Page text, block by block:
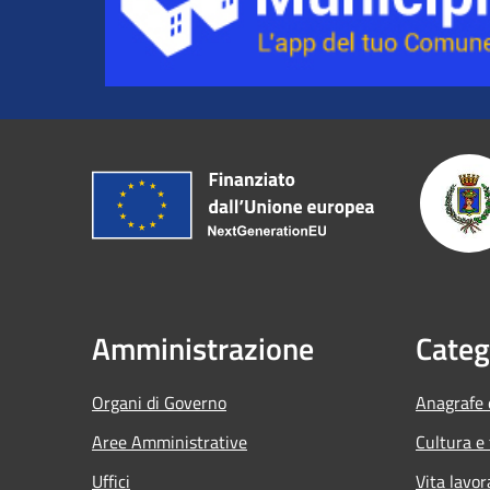
Amministrazione
Organi di Governo
Aree Amministrative
Uffici
Cultura
Vita